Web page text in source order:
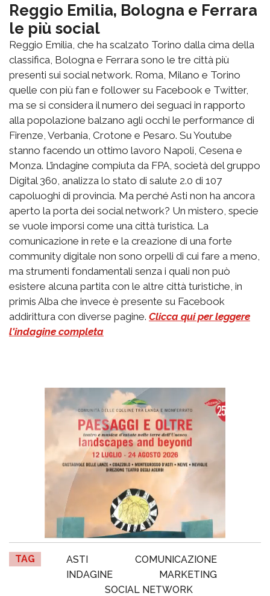
Reggio Emilia, Bologna e Ferrara
le più social
Reggio Emilia, che ha scalzato Torino dalla cima della
classifica, Bologna e Ferrara sono le tre città più
presenti sui social network. Roma, Milano e Torino
quelle con più fan e follower su Facebook e Twitter,
ma se si considera il numero dei seguaci in rapporto
alla popolazione balzano agli occhi le performance di
Firenze, Verbania, Crotone e Pesaro. Su Youtube
stanno facendo un ottimo lavoro Napoli, Cesena e
Monza. L’indagine compiuta da FPA, società del gruppo
Digital 360, analizza lo stato di salute 2.0 di 107
capoluoghi di provincia. Ma perché Asti non ha ancora
aperto la porta dei social network? Un mistero, specie
se vuole imporsi come una città turistica. La
comunicazione in rete e la creazione di una forte
community digitale non sono orpelli di cui fare a meno,
ma strumenti fondamentali senza i quali non può
esistere alcuna partita con le altre città turistiche, in
primis Alba che invece è presente su Facebook
addirittura con diverse pagine. Clicca qui per leggere
l'indagine completa
TAG ASTI
COMUNICAZIONE
INDAGINE
MARKETING
SOCIAL NETWORK